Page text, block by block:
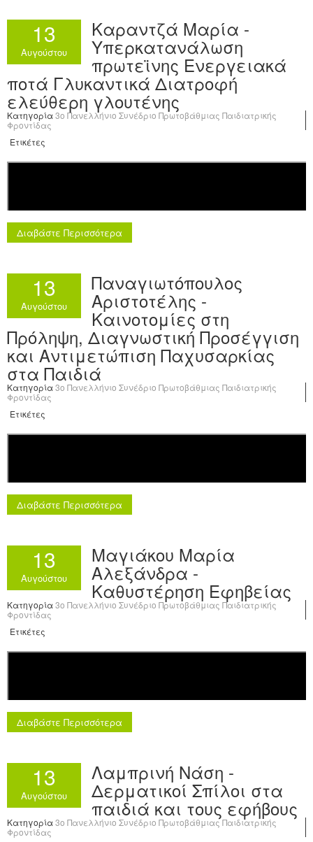
13
Αυγούστου
Καραντζά Μαρία -
Υπερκατανάλωση
πρωτεϊνης Ενεργειακά
ποτά Γλυκαντικά Διατροφή
ελεύθερη γλουτένης
Κατηγορία3o Πανελλήνιο Συνέδριο Πρωτοβάθμιας Παιδιατρικής
Φροντίδας
Ετικέτες
Διαβάστε Περισσότερα
13
Αυγούστου
Παναγιωτόπουλος
Αριστοτέλης -
Καινοτομίες στη
Πρόληψη, Διαγνωστική Προσέγγιση
και Αντιμετώπιση Παχυσαρκίας
στα Παιδιά
Κατηγορία3o Πανελλήνιο Συνέδριο Πρωτοβάθμιας Παιδιατρικής
Φροντίδας
Ετικέτες
Διαβάστε Περισσότερα
13
Αυγούστου
Μαγιάκου Μαρία
Αλεξάνδρα -
Καθυστέρηση Εφηβείας
Κατηγορία3o Πανελλήνιο Συνέδριο Πρωτοβάθμιας Παιδιατρικής
Φροντίδας
Ετικέτες
Διαβάστε Περισσότερα
13
Αυγούστου
Λαμπρινή Νάση -
Δερματικοί Σπίλοι στα
παιδιά και τους εφήβους
Κατηγορία3o Πανελλήνιο Συνέδριο Πρωτοβάθμιας Παιδιατρικής
Φροντίδας